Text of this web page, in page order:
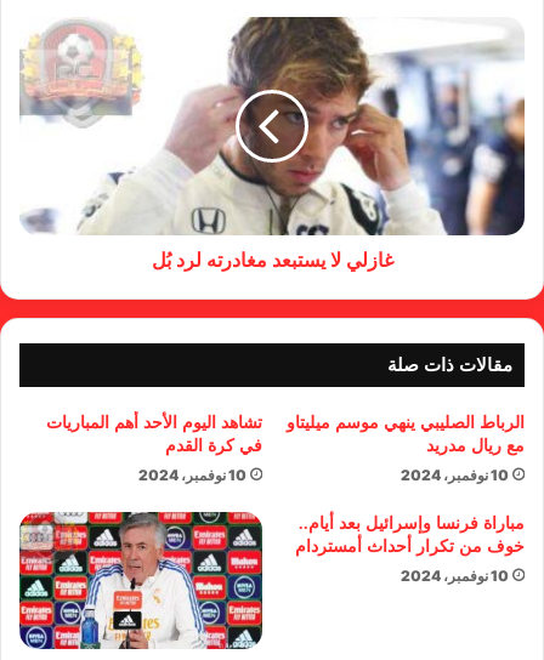
غازلي لا يستبعد مغادرته لرد بُل
مقالات ذات صلة
الرباط الصليبي ينهي موسم ميليتاو
مع ريال مدريد
10 نوفمبر، 2024
تشاهد اليوم الأحد أهم المباريات
في كرة القدم
10 نوفمبر، 2024
مباراة فرنسا وإسرائيل بعد أيام..
خوف من تكرار أحداث أمستردام
10 نوفمبر، 2024